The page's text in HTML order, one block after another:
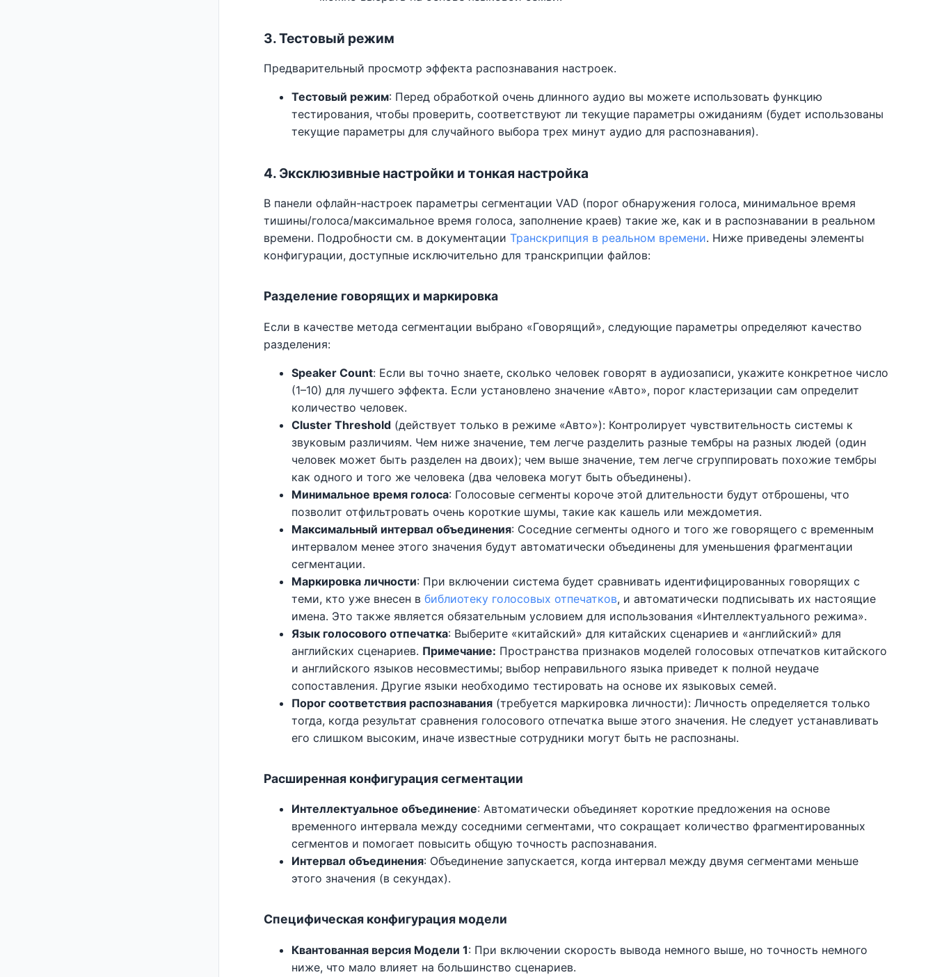
3. Тестовый режим
Предварительный просмотр эффекта распознавания настроек.
Тестовый режим: Перед обработкой очень длинного аудио вы можете использовать функцию
тестирования, чтобы проверить, соответствуют ли текущие параметры ожиданиям (будет использованы
текущие параметры для случайного выбора трех минут аудио для распознавания).
4. Эксклюзивные настройки и тонкая настройка
В панели офлайн-настроек параметры сегментации VAD (порог обнаружения голоса, минимальное время
тишины/голоса/максимальное время голоса, заполнение краев) такие же, как и в распознавании в реальном
времени. Подробности см. в документации Транскрипция в реальном времени. Ниже приведены элементы
конфигурации, доступные исключительно для транскрипции файлов:
Разделение говорящих и маркировка
Если в качестве метода сегментации выбрано «Говорящий», следующие параметры определяют качество
разделения:
Speaker Count: Если вы точно знаете, сколько человек говорят в аудиозаписи, укажите конкретное число
(1–10) для лучшего эффекта. Если установлено значение «Авто», порог кластеризации сам определит
количество человек.
Cluster Threshold (действует только в режиме «Авто»): Контролирует чувствительность системы к
звуковым различиям. Чем ниже значение, тем легче разделить разные тембры на разных людей (один
человек может быть разделен на двоих); чем выше значение, тем легче сгруппировать похожие тембры
как одного и того же человека (два человека могут быть объединены).
Минимальное время голоса: Голосовые сегменты короче этой длительности будут отброшены, что
позволит отфильтровать очень короткие шумы, такие как кашель или междометия.
Максимальный интервал объединения: Соседние сегменты одного и того же говорящего с временным
интервалом менее этого значения будут автоматически объединены для уменьшения фрагментации
сегментации.
Маркировка личности: При включении система будет сравнивать идентифицированных говорящих с
теми, кто уже внесен в библиотеку голосовых отпечатков, и автоматически подписывать их настоящие
имена. Это также является обязательным условием для использования «Интеллектуального режима».
Язык голосового отпечатка: Выберите «китайский» для китайских сценариев и «английский» для
английских сценариев. Примечание: Пространства признаков моделей голосовых отпечатков китайского
и английского языков несовместимы; выбор неправильного языка приведет к полной неудаче
сопоставления. Другие языки необходимо тестировать на основе их языковых семей.
Порог соответствия распознавания (требуется маркировка личности): Личность определяется только
тогда, когда результат сравнения голосового отпечатка выше этого значения. Не следует устанавливать
его слишком высоким, иначе известные сотрудники могут быть не распознаны.
Расширенная конфигурация сегментации
Интеллектуальное объединение: Автоматически объединяет короткие предложения на основе
временного интервала между соседними сегментами, что сокращает количество фрагментированных
сегментов и помогает повысить общую точность распознавания.
Интервал объединения: Объединение запускается, когда интервал между двумя сегментами меньше
этого значения (в секундах).
Специфическая конфигурация модели
Квантованная версия Модели 1: При включении скорость вывода немного выше, но точность немного
ниже, что мало влияет на большинство сценариев.